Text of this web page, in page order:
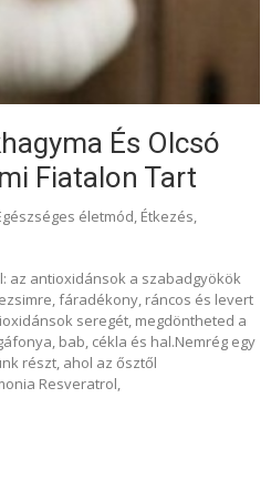
És Olcsó
Fiatalon Tart
életmód, Étkezés,
az antioxidánsok a szabadgyökök
fáradékony, ráncos és levert
seregét, megdöntheted a
bab, cékla és hal.Nemrég egy
részt, ahol az ősztől
Resveratrol,